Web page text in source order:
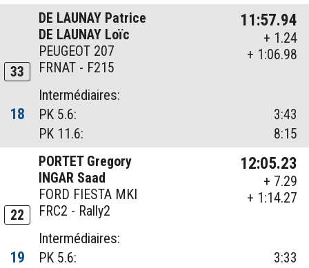
33
DE LAUNAY Patrice
DE LAUNAY Loïc
PEUGEOT 207
FRNAT - F215
11:57.94
+ 1.24
+ 1:06.98
18
Intermédiaires:
PK 5.6:
3:43
PK 11.6:
8:15
22
PORTET Gregory
INGAR Saad
FORD FIESTA MKI
FRC2 - Rally2
12:05.23
+ 7.29
+ 1:14.27
19
Intermédiaires:
PK 5.6:
3:33